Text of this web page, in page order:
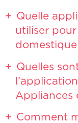
Quelle
utiliser
Quelles
Appliances
Comment